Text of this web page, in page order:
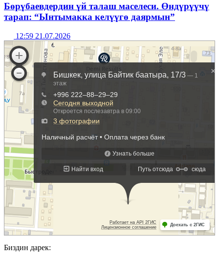
Бөрүбаевдердин үй талаш маселеси. Өндүрүүчү
тарап: “Ынтымакка келүүгө даярмын”
12:59 21.07.2026
Биздин дарек: